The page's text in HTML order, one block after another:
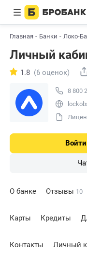
Главная Банки Локо-
Личный
8 800
1.8 (6 оценок)
О банке Отзывы 10
Карты Кредиты
Контакты Личный